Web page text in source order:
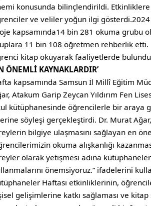
konusunda bilinçlendirildi.
ve veliler yoğun ilgi gösterdi.2024
kapsamında14 bin 281 okuma grubu
11 bin 108 öğretmen rehberlik etti.
kitap okuyarak faaliyetlerde
ÖNEMLİ KAYNAKLARDIR’
kapsamında Samsun İl Millî Eğitim
Atakum Garip Zeycan Yıldırım Fen
kütüphanesinde öğrencilerle bir araya
söyleşi gerçekleştirdi. Dr. Murat
bilgiye ulaşmasını sağlayan en
okuma alışkanlığı
olarak yetişmesi adına
önemsiyoruz.” ifadelerini
Haftası etkinliklerinin,
gelişimlerine katkı sağlaması ve